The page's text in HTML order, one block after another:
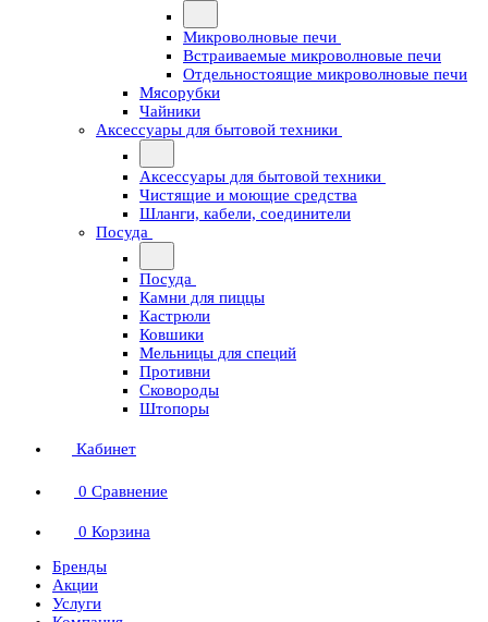
Микроволновые печи
Встраиваемые микроволновые печи
Отдельностоящие микроволновые печи
Мясорубки
Чайники
Аксессуары для бытовой техники
Аксессуары для бытовой техники
Чистящие и моющие средства
Шланги, кабели, соединители
Посуда
Посуда
Камни для пиццы
Кастрюли
Ковшики
Мельницы для специй
Противни
Сковороды
Штопоры
Кабинет
0 Сравнение
0 Корзина
Бренды
Акции
Услуги